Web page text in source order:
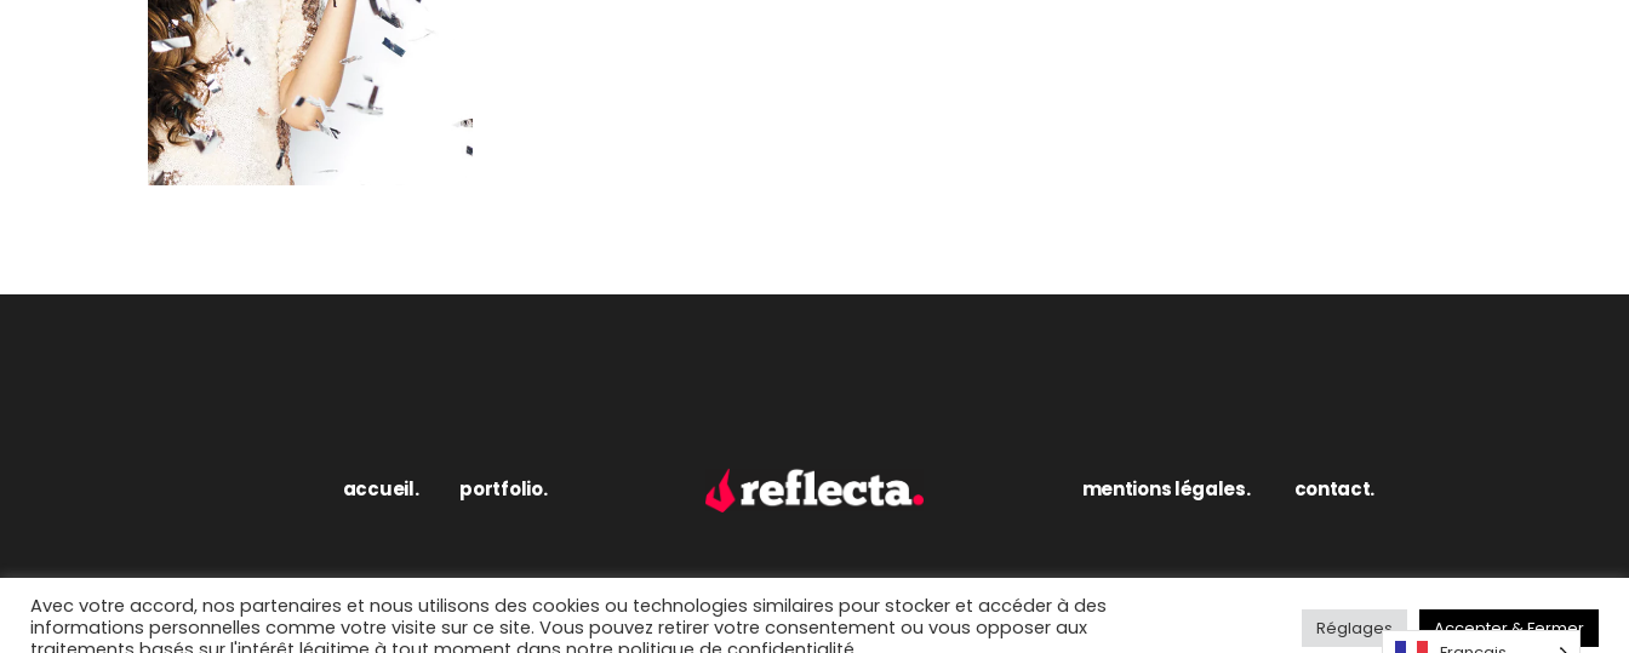
accueil. portfolio. mentions légales. contact.
Avec votre accord, nos partenaires et nous utilisons des cookies ou technologies similaires pour stocker et accéder à des
informations personnelles comme votre visite sur ce site. Vous pouvez retirer votre consentement ou vous opposer aux
Réglages
Accepter & Fermer